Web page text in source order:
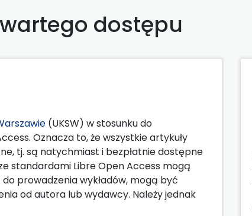
dostępu
(UKSW) w stosunku do
Oznacza to, że wszystkie artykuły
tj. są natychmiast i bezpłatnie dostępne
standardami Libre Open Access mogą
prowadzenia wykładów, mogą być
od autora lub wydawcy. Należy jednak